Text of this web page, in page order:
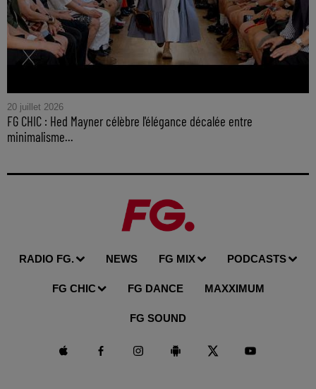
20 juillet 2026
FG CHIC : Hed Mayner célèbre l'élégance décalée entre
minimalisme...
RADIO FG. NEWS FG MIX PODCASTS
FG CHIC FG DANCE MAXXIMUM
FG SOUND